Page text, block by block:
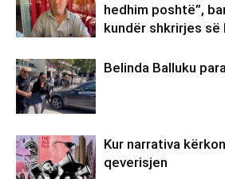
hedhim poshtë”,
kundër shkrirjes së
Belinda Balluku
Kur narrativa
qeverisjen